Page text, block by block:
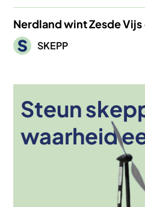
Nerdland wint Zesde
Afbeelding
SKEPP
Steun
waarheid
Afbeelding